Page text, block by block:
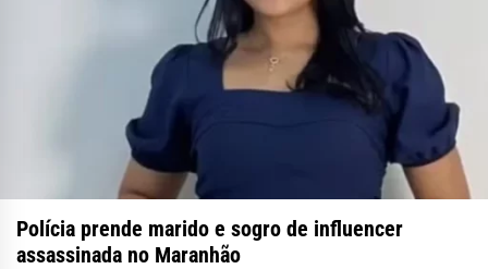
Polícia prende marido e sogro de influencer
assassinada no Maranhão